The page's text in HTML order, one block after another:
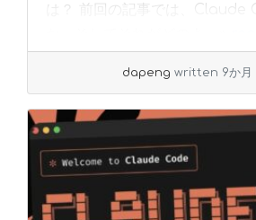
は？ 前回の記事では、Claude
dapeng written 9か月